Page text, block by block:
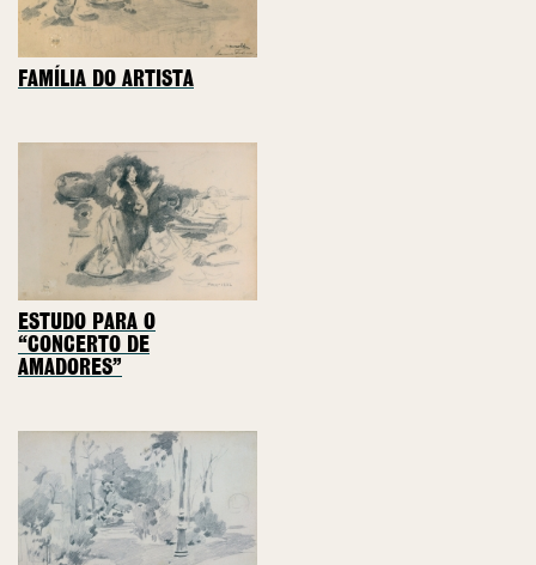
FAMÍLIA DO ARTISTA
ESTUDO PARA O
“CONCERTO DE
AMADORES”